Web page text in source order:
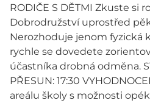
RODIČE S DĚTMI Zkuste si
Dobrodružství uprostřed
Nerozhoduje jenom fyzická
rychle se dovedete
účastníka drobná odměna.
PŘESUN: 17:30
areálu školy s možnosti